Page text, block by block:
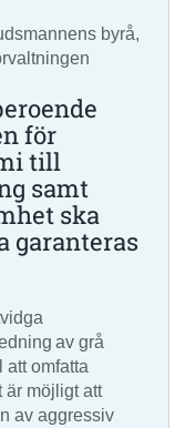
byrå,
för
till
samt
ska
garanteras
av grå
omfatta
är möjligt att
av aggressiv